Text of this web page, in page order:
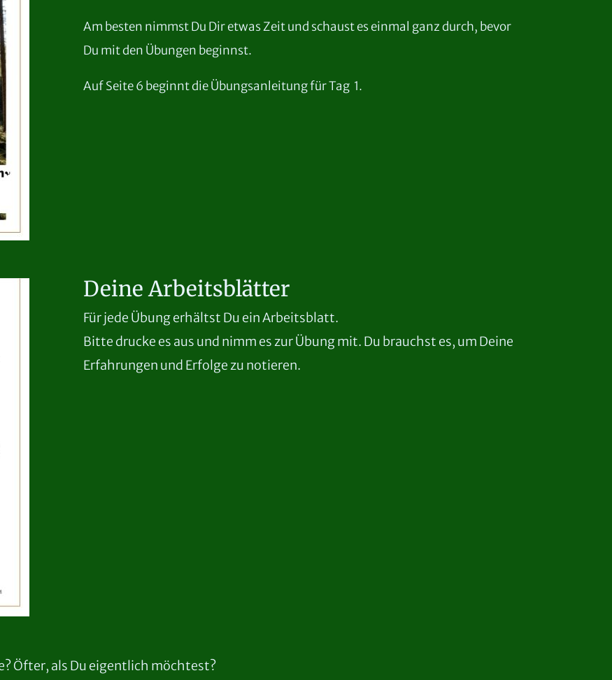
Am besten nimmst Du Dir etwas Zeit und schaust es einmal ganz durch, bevor
Du mit den Übungen beginnst.
Auf Seite 6 beginnt die Übungsanleitung für Tag 1.
Deine Arbeitsblätter
Für jede Übung erhältst Du ein Arbeitsblatt.
Bitte drucke es aus und nimm es zur Übung mit. Du brauchst es, um Deine
Erfahrungen und Erfolge zu notieren.
Öfter, als Du eigentlich möchtest?